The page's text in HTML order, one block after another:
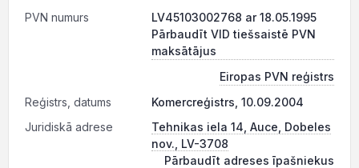
PVN numurs
LV45103002768 ar 18.05.1995
Pārbaudīt VID tiešsaistē PVN
maksātājus
Eiropas PVN reģistrs
Reģistrs, datums
Komercreģistrs, 10.09.2004
Juridiskā adrese
Tehnikas iela 14, Auce, Dobeles
nov., LV-3708
Pārbaudīt adreses īpašniekus